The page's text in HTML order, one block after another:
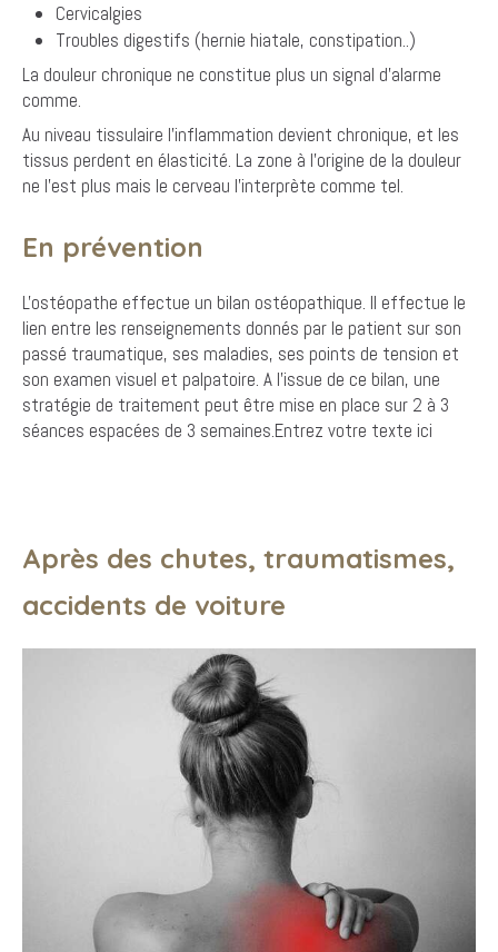
Cervicalgies
Troubles digestifs (hernie hiatale, constipation..)
La douleur chronique ne constitue plus un signal d'alarme
comme.
Au niveau tissulaire l'inflammation devient chronique, et les
tissus perdent en élasticité. La zone à l'origine de la douleur
ne l'est plus mais le cerveau l'interprète comme tel.
En prévention
L'ostéopathe effectue un bilan ostéopathique. Il effectue le
lien entre les renseignements donnés par le patient sur son
passé traumatique, ses maladies, ses points de tension et
son examen visuel et palpatoire. A l'issue de ce bilan, une
stratégie de traitement peut être mise en place sur 2 à 3
séances espacées de 3 semaines.Entrez votre texte ici
Après des chutes, traumatismes,
accidents de voiture